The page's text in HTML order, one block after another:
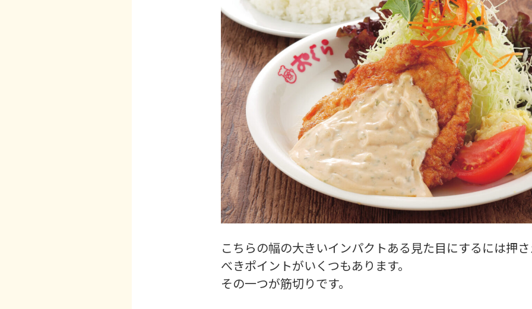
こちらの幅の大きいインパクトある見た目にするには押
べきポイントがいくつもあります。
その一つが筋切りです。